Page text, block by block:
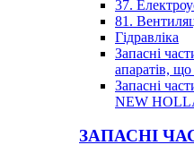
37.
81.
Гідравліка
Запасні
апаратів,
Запасні
NEW
ЗАПАСНІ